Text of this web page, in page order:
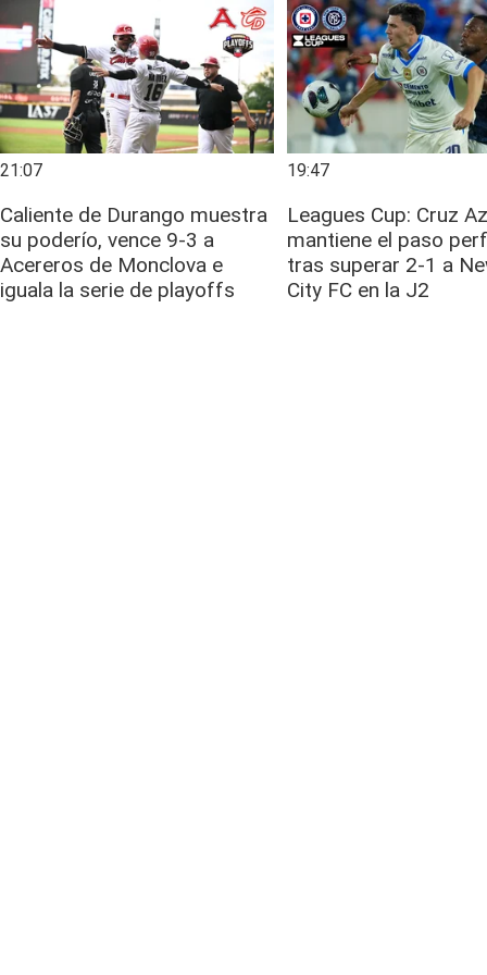
21:07
Caliente de Durango muestra
su poderío, vence 9-3 a
Acereros de Monclova e
iguala la serie de playoffs
19:47
Leagues Cup: Cruz
mantiene el paso
tras superar 2-1 a
City FC en la J2